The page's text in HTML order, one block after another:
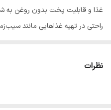
غذا و قابلیت پخت بدون روغن به
راحتی در تهیه غذاهایی مانند
نظرات